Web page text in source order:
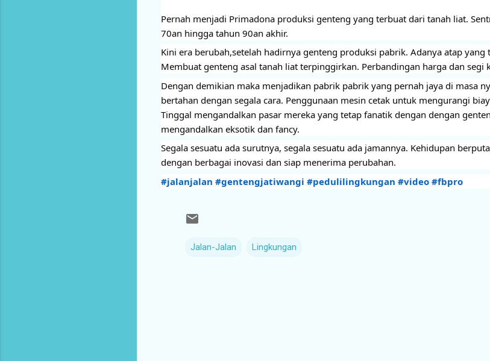
Pernah menjadi Primadona produksi genteng yang terbuat dari tanah liat.
70an hingga tahun 90an akhir.
Kini era berubah,setelah hadirnya genteng produksi pabrik. Adanya atap yang
Membuat genteng asal tanah liat terpinggirkan. Perbandingan harga dan segi
Dengan demikian maka menjadikan pabrik pabrik yang pernah jaya di masa
bertahan dengan segala cara. Penggunaan mesin cetak untuk mengurangi
Tinggal mengandalkan pasar mereka yang tetap fanatik dengan dengan
mengandalkan eksotik dan fancy.
Segala sesuatu ada surutnya, segala sesuatu ada jamannya. Kehidupan
dengan berbagai inovasi dan siap menerima perubahan.
#jalanjalan #gentengjatiwangi #pedulilingkungan #video #fbpro
Jalan-Jalan Lingkungan